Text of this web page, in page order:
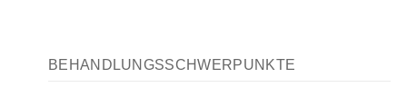
BEHANDLUNGSSCHWERPUNKTE